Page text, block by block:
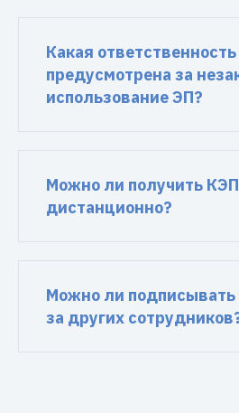
Какая ответственность
предусмотрена за
использование ЭП?
Можно ли получить КЭП
дистанционно?
Можно ли подписывать
за других